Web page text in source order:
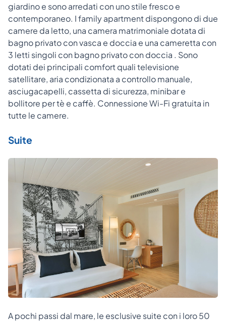
giardino e sono arredati con uno stile fresco e
contemporaneo. I family apartment dispongono di due
camere da letto, una camera matrimoniale dotata di
bagno privato con vasca e doccia e una cameretta con
3 letti singoli con bagno privato con doccia . Sono
dotati dei principali comfort quali televisione
satellitare, aria condizionata a controllo manuale,
asciugacapelli, cassetta di sicurezza, minibar e
bollitore per tè e caffè. Connessione Wi-Fi gratuita in
tutte le camere.
Suite
A pochi passi dal mare, le esclusive suite con i loro 50